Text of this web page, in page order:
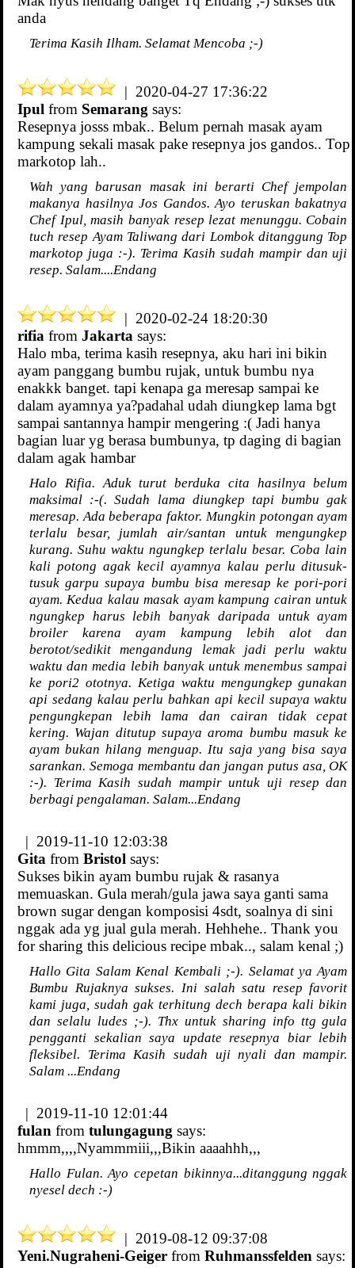
anda
Terima Kasih Ilham. Selamat Mencoba ;-)
| 2020-04-27 17:36:22
Ipul from Semarang says:
Resepnya josss mbak.. Belum pernah masak ayam
kampung sekali masak pake resepnya jos gandos.. Top
markotop lah..
Wah yang barusan masak ini berarti Chef jempolan
makanya hasilnya Jos Gandos. Ayo teruskan bakatnya
Chef Ipul, masih banyak resep lezat menunggu. Cobain
tuch resep Ayam Taliwang dari Lombok ditanggung Top
markotop juga :-). Terima Kasih sudah mampir dan uji
resep. Salam....Endang
| 2020-02-24 18:20:30
rifia from Jakarta says:
Halo mba, terima kasih resepnya, aku hari ini bikin
ayam panggang bumbu rujak, untuk bumbu nya
enakkk banget. tapi kenapa ga meresap sampai ke
dalam ayamnya ya?padahal udah diungkep lama bgt
sampai santannya hampir mengering :( Jadi hanya
bagian luar yg berasa bumbunya, tp daging di bagian
dalam agak hambar
Halo Rifia. Aduk turut berduka cita hasilnya belum
maksimal :-(. Sudah lama diungkep tapi bumbu gak
meresap. Ada beberapa faktor. Mungkin potongan ayam
terlalu besar, jumlah air/santan untuk mengungkep
kurang. Suhu waktu ngungkep terlalu besar. Coba lain
kali potong agak kecil ayamnya kalau perlu ditusuk-
tusuk garpu supaya bumbu bisa meresap ke pori-pori
ayam. Kedua kalau masak ayam kampung cairan untuk
ngungkep harus lebih banyak daripada untuk ayam
broiler karena ayam kampung lebih alot dan
berotot/sedikit mengandung lemak jadi perlu waktu
waktu dan media lebih banyak untuk menembus sampai
ke pori2 ototnya. Ketiga waktu mengungkep gunakan
api sedang kalau perlu bahkan api kecil supaya waktu
pengungkepan lebih lama dan cairan tidak cepat
kering. Wajan ditutup supaya aroma bumbu masuk ke
ayam bukan hilang menguap. Itu saja yang bisa saya
sarankan. Semoga membantu dan jangan putus asa, OK
:-). Terima Kasih sudah mampir untuk uji resep dan
berbagi pengalaman. Salam...Endang
| 2019-11-10 12:03:38
Gita from Bristol says:
Sukses bikin ayam bumbu rujak & rasanya
memuaskan. Gula merah/gula jawa saya ganti sama
brown sugar dengan komposisi 4sdt, soalnya di sini
nggak ada yg jual gula merah. Hehhehe.. Thank you
for sharing this delicious recipe mbak.., salam kenal ;)
Hallo Gita Salam Kenal Kembali ;-). Selamat ya Ayam
Bumbu Rujaknya sukses. Ini salah satu resep favorit
kami juga, sudah gak terhitung dech berapa kali bikin
dan selalu ludes ;-). Thx untuk sharing info ttg gula
pengganti sekalian saya update resepnya biar lebih
fleksibel. Terima Kasih sudah uji nyali dan mampir.
Salam ...Endang
| 2019-11-10 12:01:44
fulan from tulungagung says:
hmmm,,,,Nyammmiii,,,Bikin aaaahhh,,,
Hallo Fulan. Ayo cepetan bikinnya...ditanggung nggak
nyesel dech :-)
| 2019-08-12 09:37:08
Yeni.Nugraheni-Geiger from Ruhmanssfelden says: